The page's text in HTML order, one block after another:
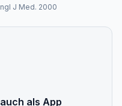
J Med. 2000
als App